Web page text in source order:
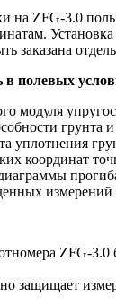
ZFG-3.0
заказана
в полевых
модуля
грунта
уплотнения
координат
ZFG-3.0
защищает